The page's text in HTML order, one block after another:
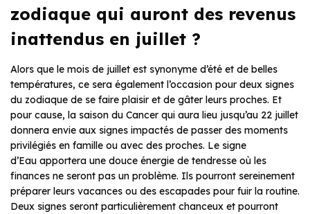
zodiaque qui auront des revenus
inattendus en juillet ?
Alors que le mois de juillet est synonyme d’été et de belles
températures, ce sera également l’occasion pour deux signes
du zodiaque de se faire plaisir et de gâter leurs proches. Et
pour cause, la saison du Cancer qui aura lieu jusqu’au 22 juillet
donnera envie aux signes impactés de passer des moments
privilégiés en famille ou avec des proches. Le signe
d’Eau apportera une douce énergie de tendresse où les
finances ne seront pas un problème. Ils pourront sereinement
préparer leurs vacances ou des escapades pour fuir la routine.
Deux signes seront particulièrement chanceux et pourront